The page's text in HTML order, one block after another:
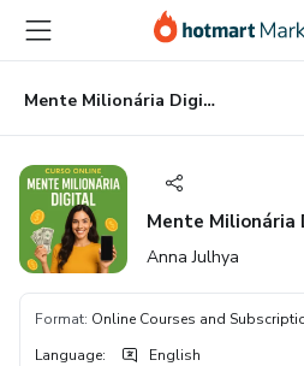
main
content
Mente Milionária Digital
Mente Milionária
Anna Julhya
Format: Online Courses and
Language: English